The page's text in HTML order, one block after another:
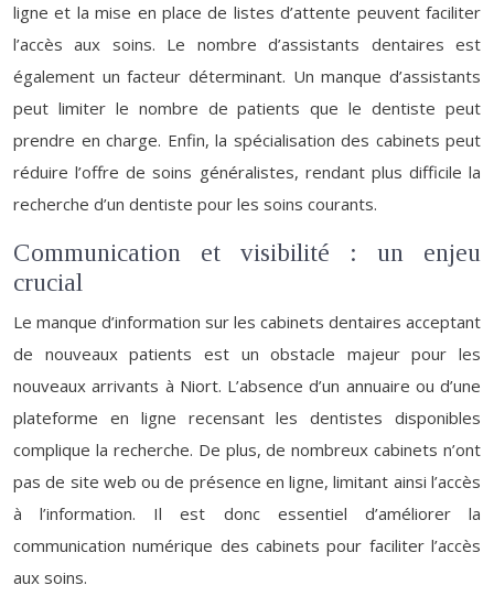
ligne et la mise en place de listes d’attente peuvent faciliter
l’accès aux soins. Le nombre d’assistants dentaires est
également un facteur déterminant. Un manque d’assistants
peut limiter le nombre de patients que le dentiste peut
prendre en charge. Enfin, la spécialisation des cabinets peut
réduire l’offre de soins généralistes, rendant plus difficile la
recherche d’un dentiste pour les soins courants.
Communication et visibilité : un enjeu
crucial
Le manque d’information sur les cabinets dentaires acceptant
de nouveaux patients est un obstacle majeur pour les
nouveaux arrivants à Niort. L’absence d’un annuaire ou d’une
plateforme en ligne recensant les dentistes disponibles
complique la recherche. De plus, de nombreux cabinets n’ont
pas de site web ou de présence en ligne, limitant ainsi l’accès
à l’information. Il est donc essentiel d’améliorer la
communication numérique des cabinets pour faciliter l’accès
aux soins.